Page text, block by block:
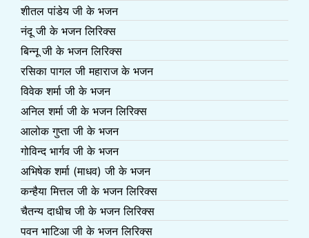
शीतल पांडेय जी के भजन
नंदू जी के भजन लिरिक्स
बिन्नू जी के भजन लिरिक्स
रसिका पागल जी महाराज के भजन
विवेक शर्मा जी के भजन
अनिल शर्मा जी के भजन लिरिक्स
आलोक गुप्ता जी के भजन
गोविन्द भार्गव जी के भजन
अभिषेक शर्मा (माधव) जी के भजन
कन्हैया मित्तल जी के भजन लिरिक्स
चैतन्य दाधीच जी के भजन लिरिक्स
पवन भाटिआ जी के भजन लिरिक्स